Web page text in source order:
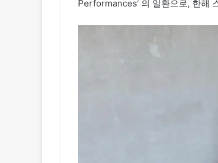
Performances’ 의 일환으로, 한해